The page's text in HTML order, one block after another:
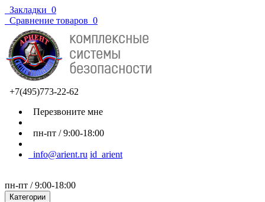
Закладки 0
Сравнение товаров 0
+7(495)773-22-62
Перезвоните мне
пн-пт / 9:00-18:00
info@arient.ru id_arient
пн-пт / 9:00-18:00
Категории